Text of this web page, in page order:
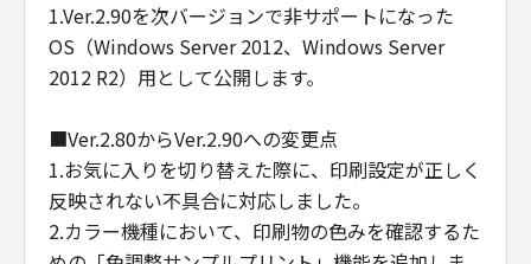
1.Ver.2.90を次バージョンで非サポートになった
OS（Windows Server 2012、Windows Server
2012 R2）用として公開します。
■Ver.2.80からVer.2.90への変更点
1.お気に入りを切り替えた際に、印刷設定が正しく
反映されない不具合に対応しました。
2.カラー機種において、印刷物の色みを確認するた